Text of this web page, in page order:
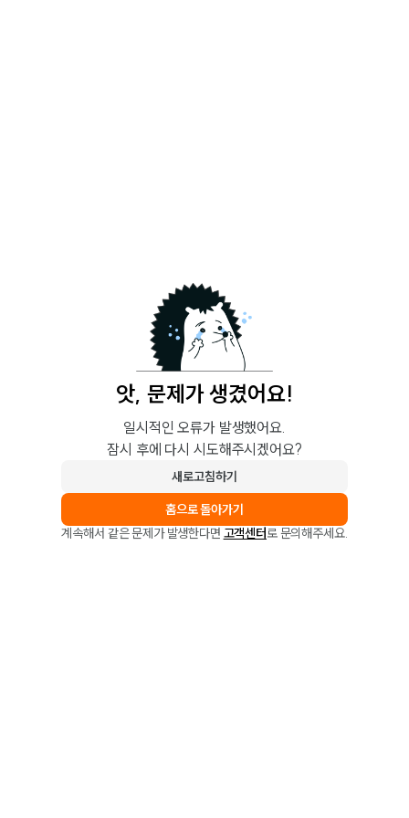
앗, 문제가 생겼어요!
일시적인 오류가 발생했어요.
잠시 후에 다시 시도해주시겠어요?
새로고침하기
홈으로 돌아가기
계속해서 같은 문제가 발생한다면 고객센터로 문의해주세요.